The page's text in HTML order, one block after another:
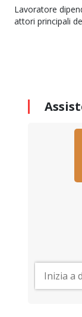
Lavoratore
attori principali